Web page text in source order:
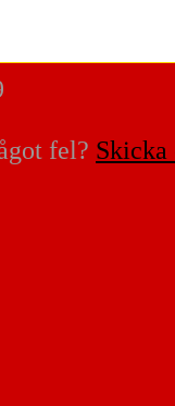
fel?